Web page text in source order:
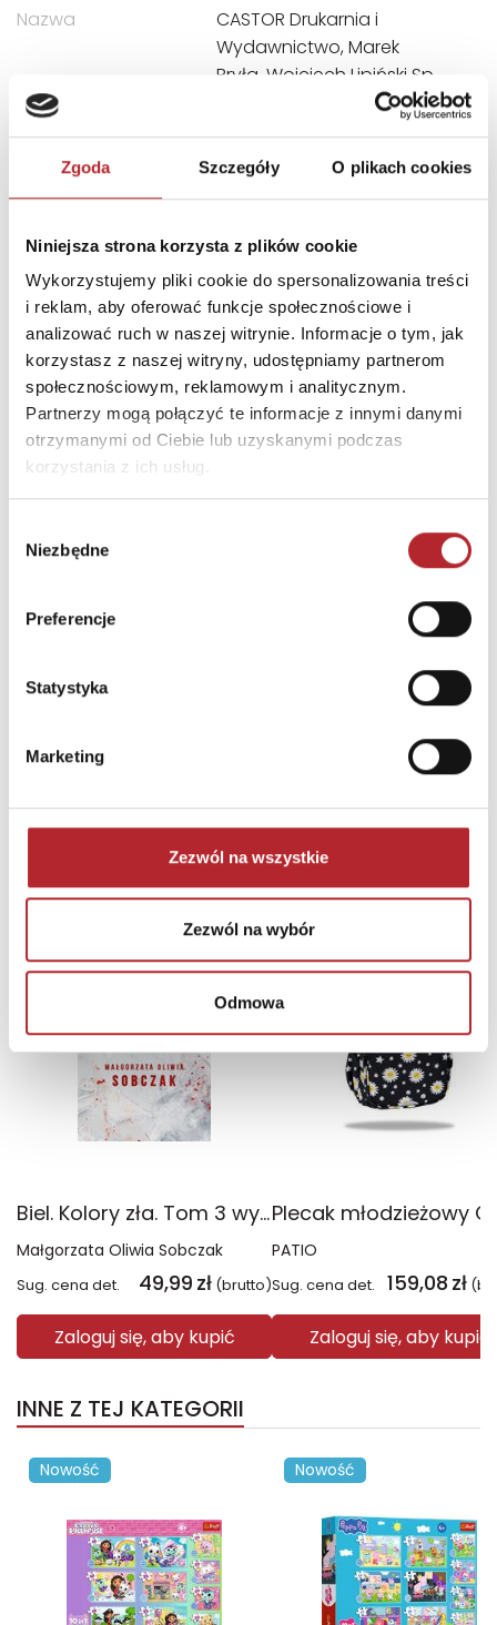
Zgoda Szczegóły O plikach cookies
Niniejsza strona korzysta z plików cookie
Wykorzystujemy pliki cookie do spersonalizowania treści
i reklam, aby oferować funkcje społecznościowe i
analizować ruch w naszej witrynie. Informacje o tym, jak
korzystasz z naszej witryny, udostępniamy partnerom
społecznościowym, reklamowym i analitycznym.
Partnerzy mogą połączyć te informacje z innymi danymi
otrzymanymi od Ciebie lub uzyskanymi podczas
korzystania z ich usług.
zgody
Niezbędne
Preferencje
Statystyka
Marketing
Zezwól na wszystkie
Zezwól na wybór
Odmowa
Nazwa
CASTOR Drukarnia i
Wydawnictwo, Marek
Bryła, Wojciech Lipiński Sp.
Ulica
ul. Władysława Łokietka 119
Kod pocztowy
31-263
E-mail
castor@castor.pl
INNI KLIENCI KUPOWALI
Sug. cena det.
NAJCZĘŚCIEJ KUPOWANE
Wyłączność
Biel. Kolory zła. Tom 3 wyd. 2025
Małgorzata Oliwia Sobczak
Sug. cena det. 49,99 zł (brutto)
Zaloguj się, aby kupić
TOP 100
PATIO
Sug. cena det. 159,08 zł
Zaloguj się, aby kupić
INNE Z TEJ KATEGORII
Nowość Nowość